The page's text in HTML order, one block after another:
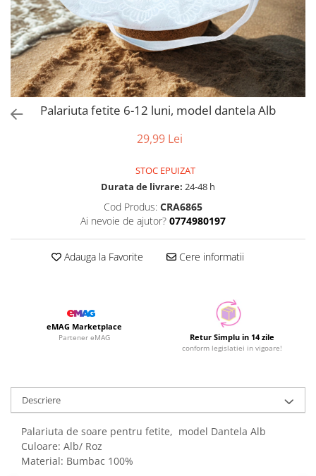
Palariuta fetite 6-12 luni, model dantela Alb
29,99 Lei
STOC EPUIZAT
Durata de livrare: 24-48 h
Cod Produs: CRA6865
Ai nevoie de ajutor? 0774980197
Adauga la Favorite Cere informatii
eMAG Marketplace
Partener eMAG Retur Simplu in 14 zile
conform legislatiei in vigoare!
Descriere
Palariuta de soare pentru fetite, model Dantela Alb
Culoare: Alb/ Roz
Material: Bumbac 100%